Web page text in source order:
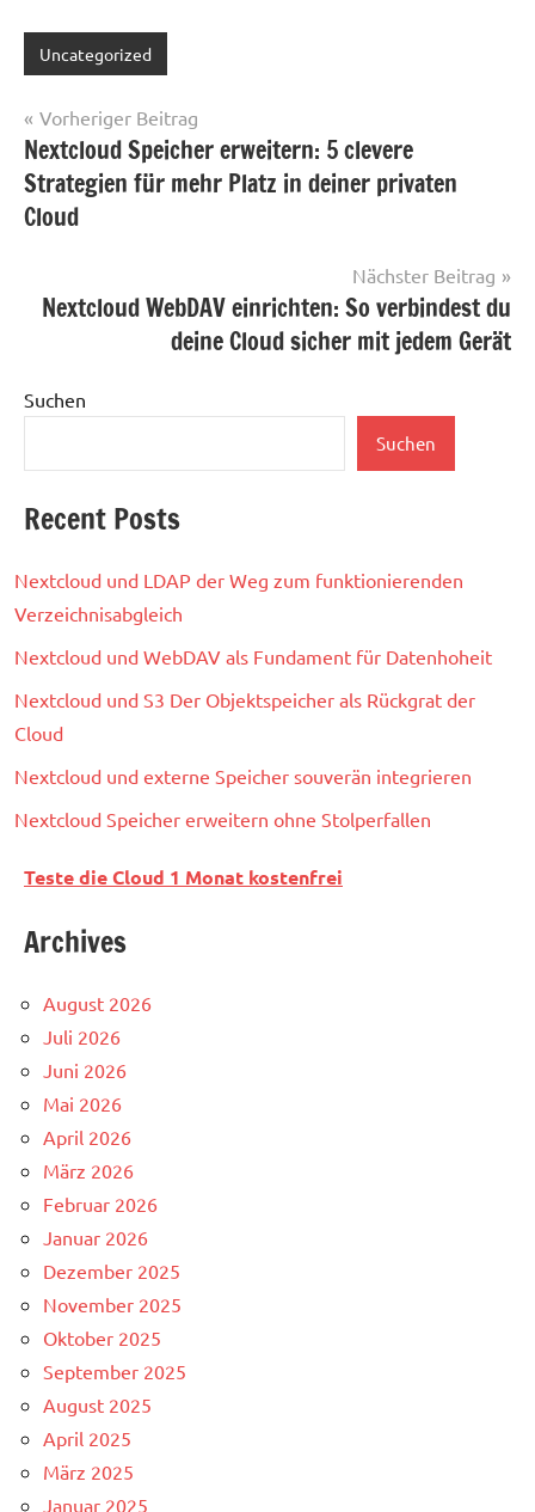
Uncategorized
Beitragsnavigation
Vorheriger Beitrag
Nextcloud Speicher erweitern: 5 clevere
Strategien für mehr Platz in deiner privaten
Cloud
Nächster Beitrag
Nextcloud WebDAV einrichten: So verbindest du
deine Cloud sicher mit jedem Gerät
Suchen
Suchen
Recent Posts
Nextcloud und LDAP der Weg zum funktionierenden
Verzeichnisabgleich
Nextcloud und WebDAV als Fundament für Datenhoheit
Nextcloud und S3 Der Objektspeicher als Rückgrat der
Cloud
Nextcloud und externe Speicher souverän integrieren
Nextcloud Speicher erweitern ohne Stolperfallen
Teste die Cloud 1 Monat kostenfrei
Archives
August 2026
Juli 2026
Juni 2026
Mai 2026
April 2026
März 2026
Februar 2026
Januar 2026
Dezember 2025
November 2025
Oktober 2025
September 2025
August 2025
April 2025
März 2025
Januar 2025